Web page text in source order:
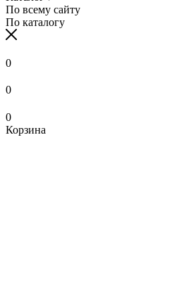
По всему сайту
По каталогу
0
0
0
Корзина